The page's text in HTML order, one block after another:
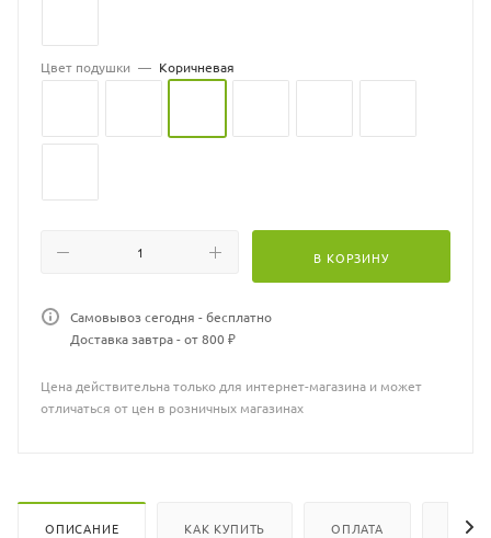
Цвет подушки — Коричневая
В КОРЗИНУ
Самовывоз сегодня - бесплатно
Доставка завтра - от 800 ₽
Цена действительна только для интернет-магазина и может
отличаться от цен в розничных магазинах
ОПИСАНИЕ КАК КУПИТЬ ОПЛАТА